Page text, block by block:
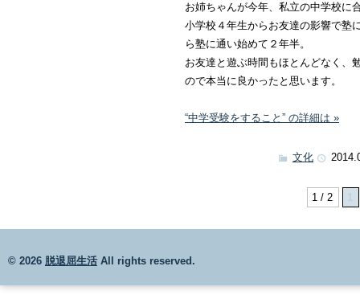
お姉ちゃんが今年、私立の中学校に
小学校４年生からお友達の影響で塾
ら塾に通い始めて２年半。
お友達と遊ぶ時間もほとんどなく、
ので本当に良かったと思います。
“中学受験をすること” の詳細は »
文化
1 / 2
© 2026 脱退屈生活 All rights reserved.